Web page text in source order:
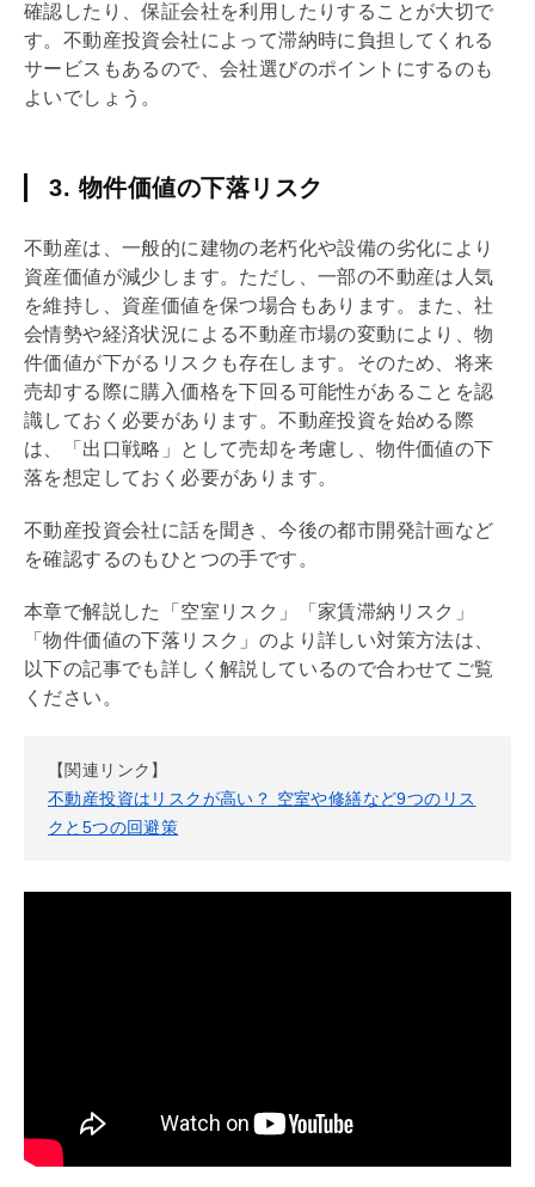
確認したり、保証会社を利用したりすることが大切で
す。不動産投資会社によって滞納時に負担してくれる
サービスもあるので、会社選びのポイントにするのも
よいでしょう。
3. 物件価値の下落リスク
不動産は、一般的に建物の老朽化や設備の劣化により
資産価値が減少します。ただし、一部の不動産は人気
を維持し、資産価値を保つ場合もあります。また、社
会情勢や経済状況による不動産市場の変動により、物
件価値が下がるリスクも存在します。そのため、将来
売却する際に購入価格を下回る可能性があることを認
識しておく必要があります。不動産投資を始める際
は、「 出口戦略 」として売却を考慮し、物件価値の下
落を想定しておく必要があります。
不動産投資会社に話を聞き、今後の都市開発計画など
を確認するのもひとつの手です。
本章で解説した「空室リスク」「家賃滞納リスク」
「物件価値の下落リスク」のより詳しい対策方法は、
以下の記事でも詳しく解説しているので合わせてご覧
ください。
【関連リンク】
不動産投資はリスクが高い？ 空室や修繕など9つのリス
クと5つの回避策